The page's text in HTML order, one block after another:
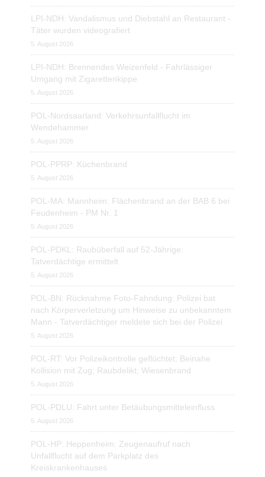
LPI-NDH: Vandalismus und Diebstahl an Restaurant -
Täter wurden videografiert
5. August 2026
LPI-NDH: Brennendes Weizenfeld - Fahrlässiger
Umgang mit Zigarettenkippe
5. August 2026
POL-Nordsaarland: Verkehrsunfallflucht im
Wendehammer
5. August 2026
POL-PPRP: Küchenbrand
5. August 2026
POL-MA: Mannheim: Flächenbrand an der BAB 6 bei
Feudenheim - PM Nr. 1
5. August 2026
POL-PDKL: Raubüberfall auf 52-Jährige:
Tatverdächtige ermittelt
5. August 2026
POL-BN: Rücknahme Foto-Fahndung: Polizei bat
nach Körperverletzung um Hinweise zu unbekanntem
Mann - Tatverdächtiger meldete sich bei der Polizei
5. August 2026
POL-RT: Vor Polizeikontrolle geflüchtet; Beinahe
Kollision mit Zug; Raubdelikt; Wiesenbrand
5. August 2026
POL-PDLU: Fahrt unter Betäubungsmitteleinfluss
5. August 2026
POL-HP: Heppenheim: Zeugenaufruf nach
Unfallflucht auf dem Parkplatz des
Kreiskrankenhauses